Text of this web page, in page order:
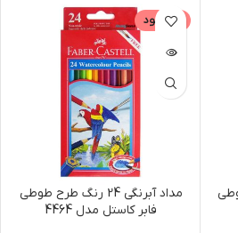
طوطی
ناموجود
مداد آبرنگی 24 رنگ طرح طوطی
فابر کاستل مدل 4464